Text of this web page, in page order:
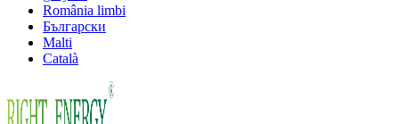
România limbi
Български
Malti
Català